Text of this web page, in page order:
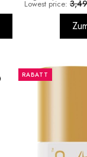
Lowest price:
RABATT